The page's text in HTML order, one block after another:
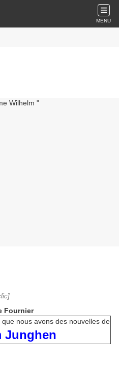
MENU
Fournier
nous avons des nouvelles de
Junghen